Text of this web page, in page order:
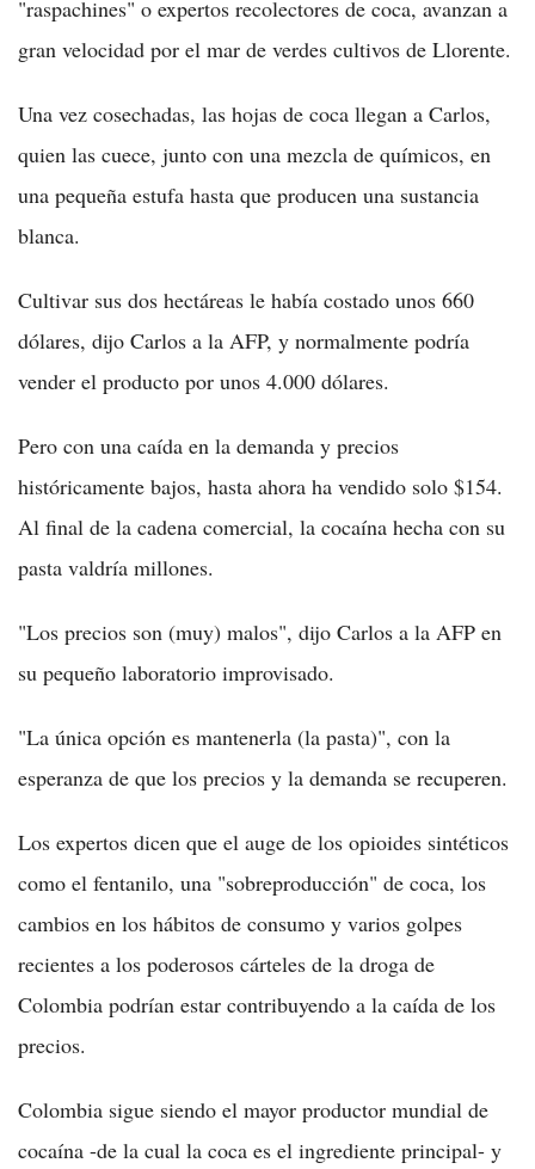
"raspachines" o expertos recolectores de coca, avanzan a
gran velocidad por el mar de verdes cultivos de Llorente.
Una vez cosechadas, las hojas de coca llegan a Carlos,
quien las cuece, junto con una mezcla de químicos, en
una pequeña estufa hasta que producen una sustancia
blanca.
Cultivar sus dos hectáreas le había costado unos 660
dólares, dijo Carlos a la AFP, y normalmente podría
vender el producto por unos 4.000 dólares.
Pero con una caída en la demanda y precios
históricamente bajos, hasta ahora ha vendido solo $154.
Al final de la cadena comercial, la cocaína hecha con su
pasta valdría millones.
"Los precios son (muy) malos", dijo Carlos a la AFP en
su pequeño laboratorio improvisado.
"La única opción es mantenerla (la pasta)", con la
esperanza de que los precios y la demanda se recuperen.
Los expertos dicen que el auge de los opioides sintéticos
como el fentanilo, una "sobreproducción" de coca, los
cambios en los hábitos de consumo y varios golpes
recientes a los poderosos cárteles de la droga de
Colombia podrían estar contribuyendo a la caída de los
precios.
Colombia sigue siendo el mayor productor mundial de
cocaína -de la cual la coca es el ingrediente principal- y